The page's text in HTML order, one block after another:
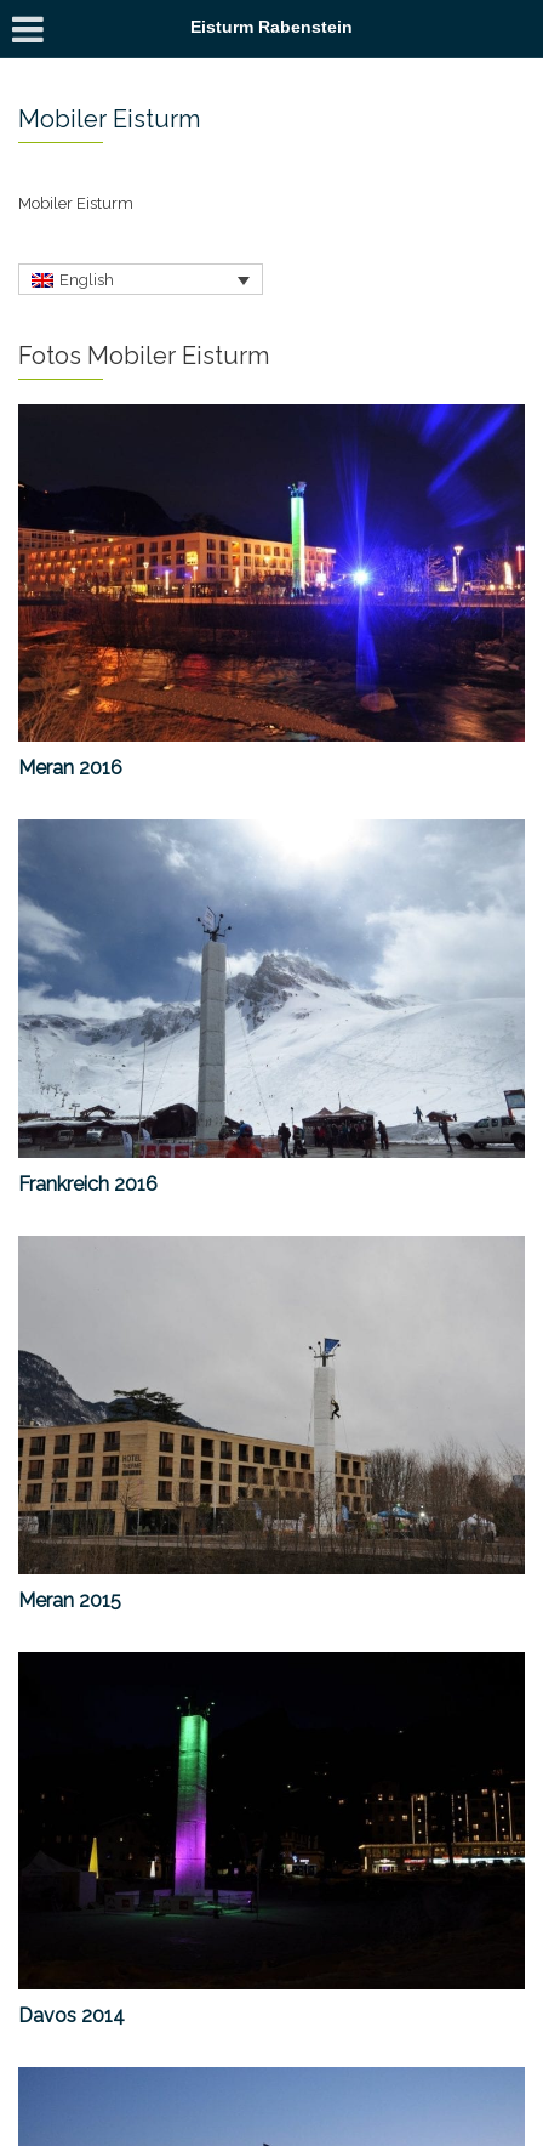
Eisturm Rabenstein
Mobiler Eisturm
Mobiler Eisturm
English
Fotos Mobiler Eisturm
Meran 2016
Frankreich 2016
Meran 2015
Davos 2014